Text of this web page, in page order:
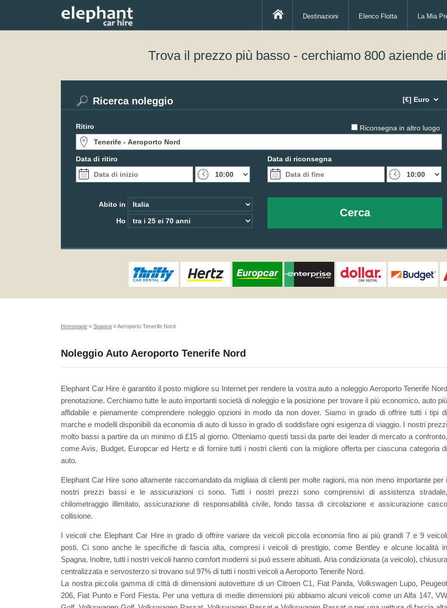
Destinazioni Elenco Flotta La Mia
Trova il prezzo più basso - cerchiamo 800 aziende
Riconsegna in altro luogo
Ricerca noleggio
Ritiro
Data di ritiro Data di riconsegna
Abito in
Ho
Cerca
Homepage » Spagna »Aeroporto Tenerife Nord
Noleggio Auto Aeroporto Tenerife Nord
Elephant Car Hire è garantito il posto migliore su Internet per rendere la vostra auto a noleggio Aeroporto Tenerife Nord
prenotazione. Cerchiamo tutte le auto importanti società di noleggio e la posizione per trovare il più economico, auto più
affidabile e pienamente comprendere noleggio opzioni in modo da non dover. Siamo in grado di offrire tutti i tipi di
marche e modelli disponibili da economia di auto di lusso in grado di soddisfare ogni esigenza di viaggio. I nostri prezzi
molto bassi a partire da un minimo di £15 al giorno. Otteniamo questi tassi da parte dei leader di mercato a confronto,
come Avis, Budget, Europcar ed Hertz e di fornire tutti i nostri clienti con la migliore offerta per ciascuna categoria di
auto.
Elephant Car Hire sono altamente raccomandato da migliaia di clienti per molte ragioni, ma non meno importante per i
nostri prezzi bassi e le assicurazioni ci sono. Tutti i nostri prezzi sono comprensivi di assistenza stradale,
chilometraggio illimitato, assicurazione di responsabilità civile, fondo tassa di circolazione e assicurazione casco
collisione.
I veicoli che Elephant Car Hire in grado di offrire variare da veicoli piccola economia fino ai più grandi 7 e 9 veicoli
posti. Ci sono anche le specifiche di fascia alta, compresi i veicoli di prestigio, come Bentley e alcune località in
Spagna. Inoltre, tutti i nostri veicoli hanno comfort moderni si può essere abituati. Aria condizionata (a veicolo), chiusura
centralizzata e servosterzo si trovano sul 97% di tutti i nostri veicoli a Aeroporto Tenerife Nord.
La nostra piccola gamma di città di dimensioni autovetture di un Citroen C1, Fiat Panda, Volkswagen Lupo, Peugeot
206, Fiat Punto e Ford Fiesta. Per una vettura di medie dimensioni più abbiamo alcuni veicoli come un Alfa 147, VW